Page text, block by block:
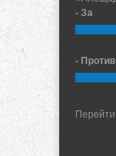
- За
- Против